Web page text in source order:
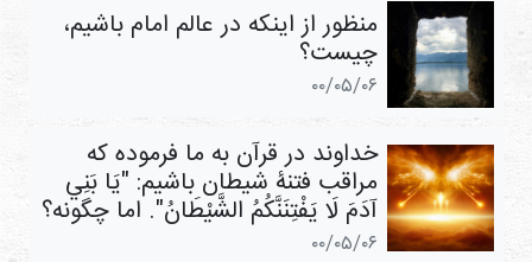
منظور از اینکه در عالم امام باشیم،
چیست؟
۰۰/۰۵/۰۶
خداوند در قرآن به ما فرموده که
مراقب فتنۀ شیطان باشیم: "يَا بَنِي
آدَمَ لَا يَفْتِنَنَّكُمُ الشَّيْطَانُ". اما چگونه؟
۰۰/۰۵/۰۶